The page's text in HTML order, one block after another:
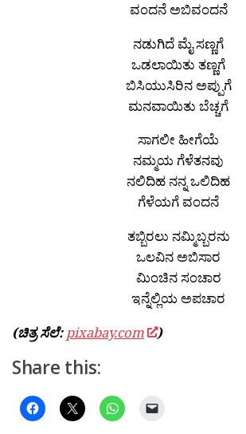
ವಂದನೆ ಅಬಿವಂದನೆ
ನಡುಗಿದೆ ಮೈ ಸಣ್ಣಗೆ
ಒಡಲಾಯಿತು ತಣ್ಣಗೆ
ಬಿಸಿಯುಸಿರಿನ ಅಪ್ಪುಗೆ
ಮನವಾಯಿತು ಬೆಚ್ಚಗೆ
ಸಾಗಲೀ ಹೀಗೆಯೆ
ನಮ್ಮಯ ಗೆಳೆತನವು
ನಲಿದಿಹ ನನ್ನ ಒಲಿದಿಹ
ಗೆಳೆಯಗೆ ವಂದನೆ
ತಬ್ಬಿರಲು ನಮ್ಮಿಬ್ಬರನು
ಒಲವಿನ ಅಬಿಸಾರ
ಮಿಂಚಿನ ಸಂಚಾರ
ಇನ್ನೆಲ್ಲಿಯ ಅಪಚಾರ
(ಚಿತ್ರ ಸೆಲೆ: pixabay.com )
Share this: